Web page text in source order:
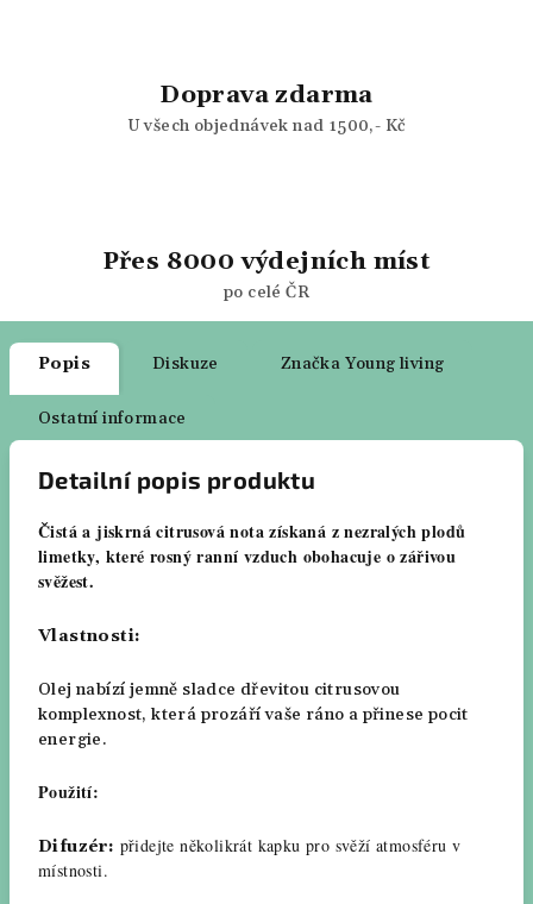
Doprava zdarma
U všech objednávek nad 1500,- Kč
Přes 8000 výdejních míst
po celé ČR
Popis Diskuze Značka Young living
Ostatní informace
Detailní popis produktu
Čistá a jiskrná citrusová nota získaná z nezralých plodů
limetky, které rosný ranní vzduch obohacuje o zářivou
svěžest.
Vlastnosti:
Olej nabízí jemně sladce dřevitou citrusovou
komplexnost, která prozáří vaše ráno a přinese pocit
energie.
Použití:
Difuzér: přidejte několikrát kapku pro svěží atmosféru v
místnosti.